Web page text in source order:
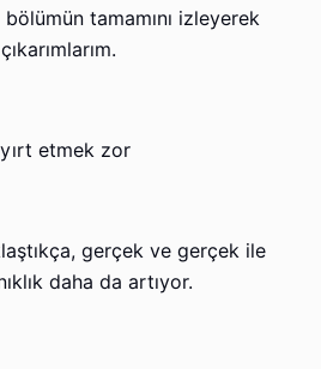
tamamını izleyerek
etmek zor
gerçek ve gerçek ile
daha da artıyor.